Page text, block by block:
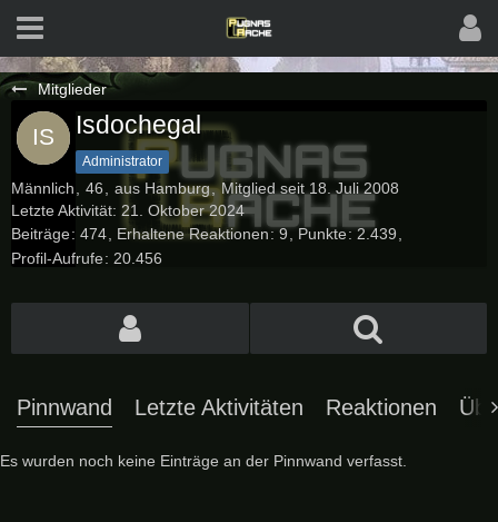
Mitglieder
Isdochegal
Administrator
Männlich 46 aus Hamburg
Mitglied seit 18. Juli 2008
Letzte Aktivität: 21. Oktober 2024
Beiträge 474 Erhaltene Reaktionen 9 Punkte
2.439
Profil-Aufrufe
20.456
Pinnwand Letzte Aktivitäten Reaktionen
Es wurden noch keine Einträge an der Pinnwand verfasst.